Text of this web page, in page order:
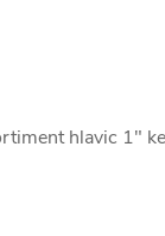
hlavic 1"